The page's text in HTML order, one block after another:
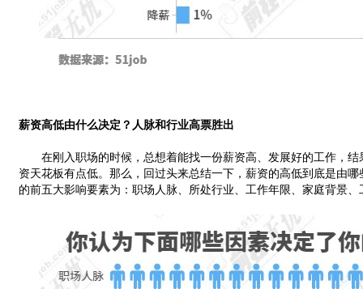
薪资高低由什么决定？人脉和行业高票胜出
在刚入职场的时候，总想着能找一份薪资高、发展好的工作，结
资天花板有点低。那么，回过头来总结一下，薪资的高低到底是由
的前五大影响要素为：职场人脉、所处行业、工作年限、家庭背景